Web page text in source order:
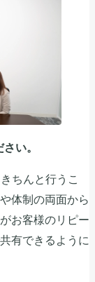
い。
ちんと行うこ
体制の両面から
お客様のリピー
有できるように